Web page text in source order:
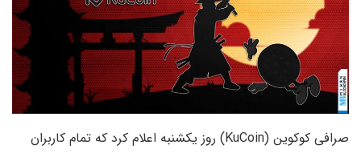
صرافی کوکوین (KuCoin) روز یکشنبه اعلام کرد که تمام کاربران